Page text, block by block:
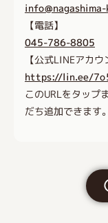
【電話】
045-786-8805
【公式LINEアカウ
https://lin.ee/
このURLをタップ
だち追加できます。